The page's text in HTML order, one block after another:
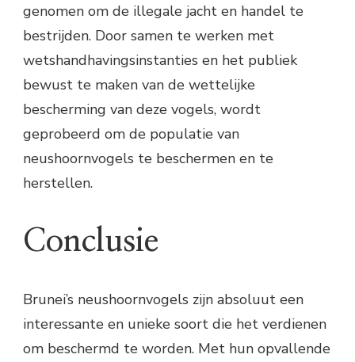
genomen om de illegale jacht en handel te
bestrijden. Door samen te werken met
wetshandhavingsinstanties en het publiek
bewust te maken van de wettelijke
bescherming van deze vogels, wordt
geprobeerd om de populatie van
neushoornvogels te beschermen en te
herstellen.
Conclusie
Brunei’s neushoornvogels zijn absoluut een
interessante en unieke soort die het verdienen
om beschermd te worden. Met hun opvallende